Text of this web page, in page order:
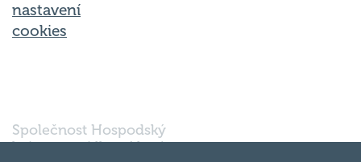
nastavení
cookies
Společnost Hospodský
kvíz s.r.o., sídlem Nové